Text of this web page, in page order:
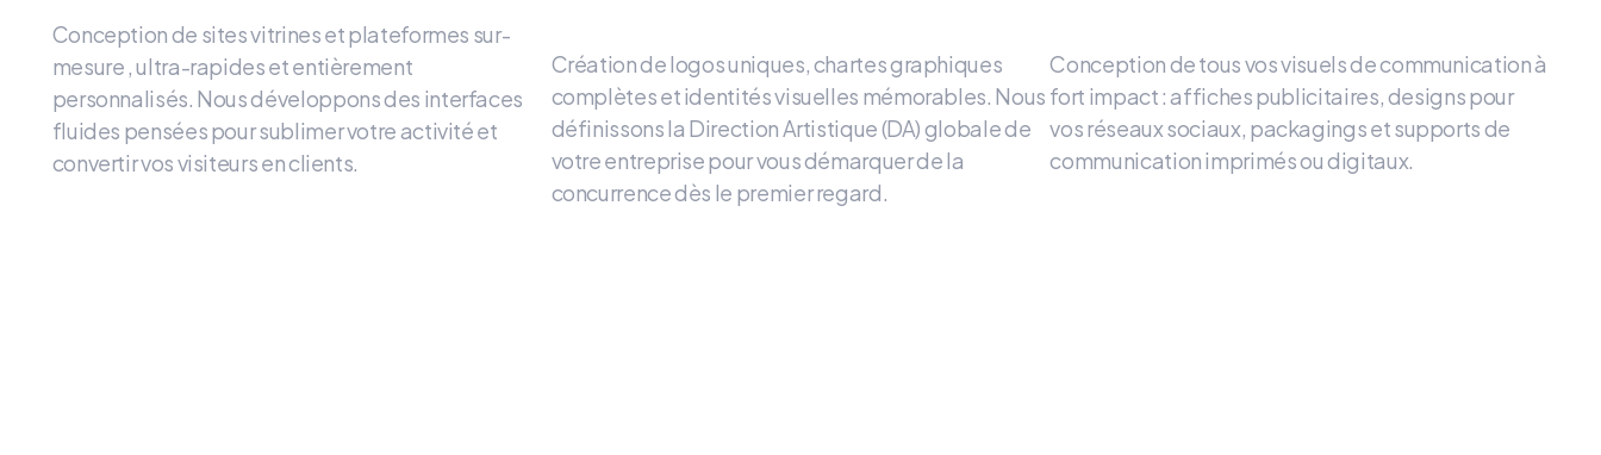
Conception de sites vitrines et plateformes sur-
mesure, ultra-rapides et entièrement
personnalisés. Nous développons des interfaces
fluides pensées pour sublimer votre activité et
convertir vos visiteurs en clients.
Création de logos uniques, chartes graphiques
complètes et identités visuelles mémorables. Nous
définissons la Direction Artistique (DA) globale de
votre entreprisepour vous démarquer de la
concurrence dès le premier regard.
Conception de tous vos visuels de communication à
fort impact: affiches publicitaires, designs pour
vos réseaux sociaux, packagings et supports de
communication imprimés ou digitaux.